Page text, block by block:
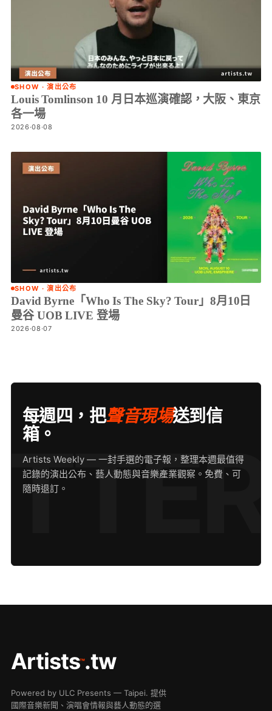
SHOW · 演出公布
Louis Tomlinson 10 月日本巡演確認，大阪、東京
各一場
2026·08·08
SHOW · 演出公布
David Byrne「Who Is The Sky? Tour」8月10日
曼谷 UOB LIVE 登場
2026·08·07
每週四，把聲音現場送到信
箱。
Artists Weekly — 一封手選的電子報，整理本週最值得
記錄的演出公布、藝人動態與音樂產業觀察。免費、可
隨時退訂。
Artists™.tw
Powered by ULC Presents — Taipei. 提供
國際音樂新聞、演唱會情報與藝人動態的選